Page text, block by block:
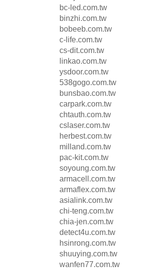
bc-led.com.tw
binzhi.com.tw
bobeeb.com.tw
c-life.com.tw
cs-dit.com.tw
linkao.com.tw
ysdoor.com.tw
538gogo.com.tw
bunsbao.com.tw
carpark.com.tw
chtauth.com.tw
cslaser.com.tw
herbest.com.tw
milland.com.tw
pac-kit.com.tw
soyoung.com.tw
armacell.com.tw
armaflex.com.tw
asialink.com.tw
chi-teng.com.tw
chia-jen.com.tw
detect4u.com.tw
hsinrong.com.tw
shuuying.com.tw
wanfen77.com.tw